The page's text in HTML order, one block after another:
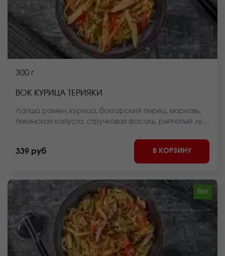
300 г
ВОК КУРИЦА ТЕРИЯКИ
Лапша рамен, курица, болгарский перец, морковь,
пекинская капуста, стручковая фасоль, репчатый лук,
339 руб В КОРЗИНУ
Вег